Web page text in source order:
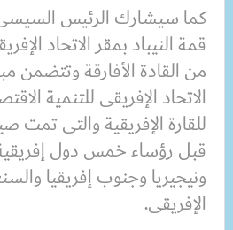
كما سيشارك الرئيس
قمة النيباد بمقر الاتحاد
من القادة الأفارقة وتتضمن
الاتحاد الإفريقى للتنمية
للقارة الإفريقية والتى تمت
قبل رؤساء خمس دول
ونيجيريا وجنوب إفريقيا
الإفريقى.